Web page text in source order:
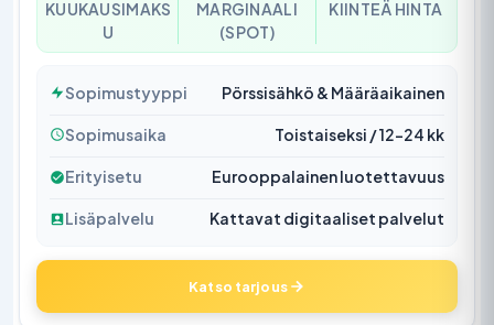
KUUKAUSIMAKS
U
MARGINAALI
(SPOT)
KIINTEÄ HINTA
Sopimustyyppi Pörssisähkö & Määräaikainen
Sopimusaika Toistaiseksi / 12–24 kk
Erityisetu Eurooppalainen luotettavuus
Lisäpalvelu Kattavat digitaaliset palvelut
Katso tarjous